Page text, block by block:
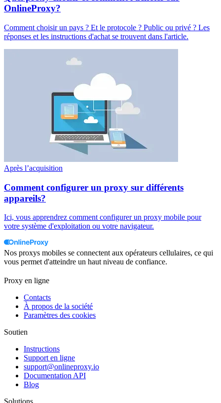
OnlineProxy?
Comment choisir un pays ? Et le protocole ? Public ou privé ? Les
réponses et les instructions d'achat se trouvent dans l'article.
Après l’acquisition
Comment configurer un proxy sur différents
appareils?
Ici, vous apprendrez comment configurer un proxy mobile pour
votre système d'exploitation ou votre navigateur.
Nos proxys mobiles se connectent aux opérateurs cellulaires, ce qui
vous permet d'atteindre un haut niveau de confiance.
Proxy en ligne
Contacts
À propos de la société
Paramètres des cookies
Soutien
Instructions
Support en ligne
support@onlineproxy.io
Documentation API
Blog